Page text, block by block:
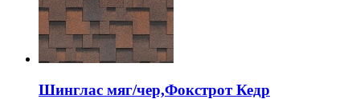
Шинглас мяг/чер,Фокстрот Кедр